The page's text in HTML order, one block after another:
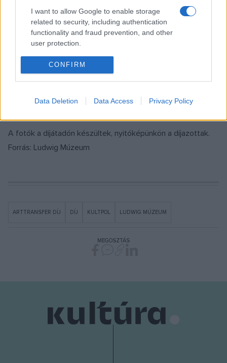
I want to allow Google to enable storage
related to security, including authentication
functionality and fraud prevention, and other
user protection.
CONFIRM
Data Deletion Data Access Privacy Policy
Emmi kultúráért felelős államtitkárságának támogatása
biztosítja. A második fordulóba bejutott pályázók
oklevélben és a Ludwig Múzeum kiadványaiból álló
könyvjutalomban részesülnek.
A díjátadást követően a Ludwig Múzeum a második
honlapján.
A fotók a díjátadón készültek, nyitóképünkön a díjazottak.
Forrás: Ludwig Múzeum
ARTTRANSFER DÍJ DÍJ KULTPOL LUDWIG MÚZEUM
MEGOSZTÁS